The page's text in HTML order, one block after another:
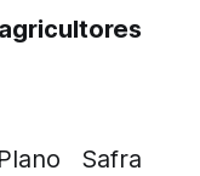
Safra